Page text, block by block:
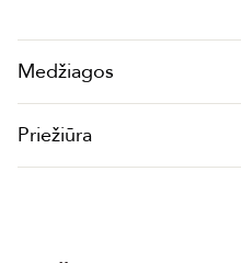
Medžiagos
Priežiūra